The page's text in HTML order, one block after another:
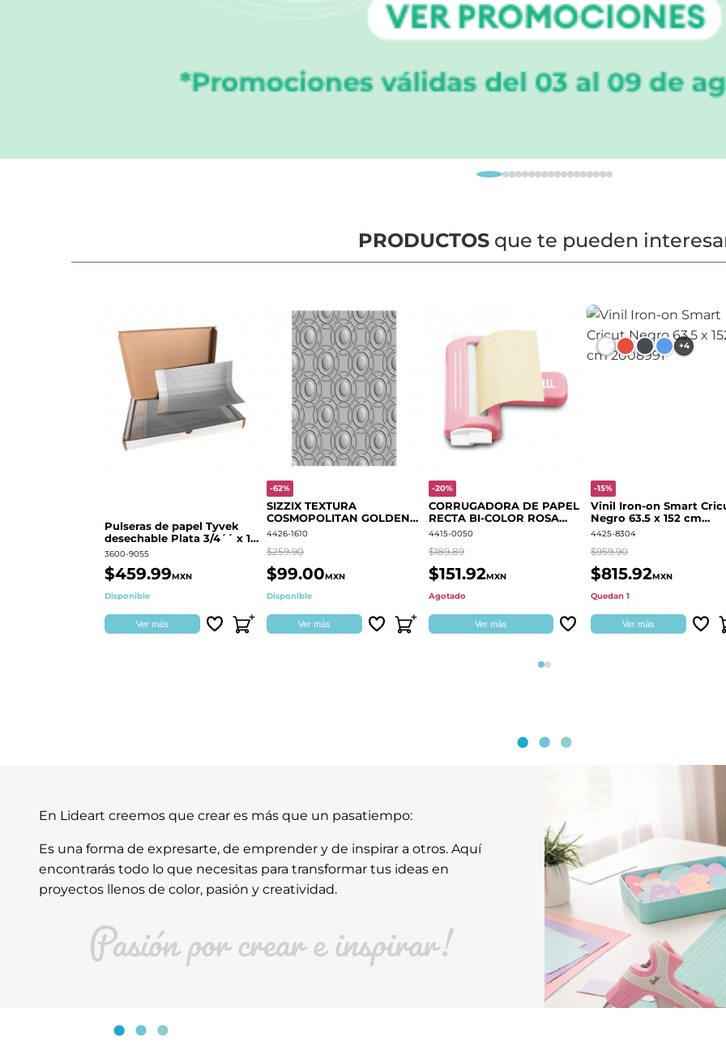
PRODUCTOSque te pueden
Pulseras de papel Tyvek
desechable Plata 3/4´´ x 10
´´
3600-9055
$459.99MXN
Disponible
Ver más
-62%
SIZZIX TEXTURA
COSMOPOLITAN GOLDEN
RINGS S.PARK 666700
4426-1610
$259.90
$99.00MXN
Disponible
Ver más
-20%
CORRUGADORA DE PAPEL
RECTA BI-COLOR ROSA
QUELLI
4415-0050
$189.89
$151.92MXN
Agotado
Ver más
+4
-15%
Vinil Iron-on Smart
Negro 63.5 x 152 cm
2008991
4425-8304
$959.90
$815.92MXN
Quedan 1
Ver más
Página 1
Página 2
En Lideart creemos que crear es más que un pasatiempo:
Es una forma de expresarte, de emprender y de inspirar a otros. Aquí
encontrarás todo lo que necesitas para transformar tus ideas en
proyectos llenos de color, pasión y creatividad.